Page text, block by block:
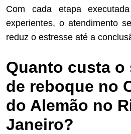
Com cada etapa
experientes, o atendimento
reduz o estresse até a
Quanto custa o
de reboque no
do Alemão no
Janeiro?